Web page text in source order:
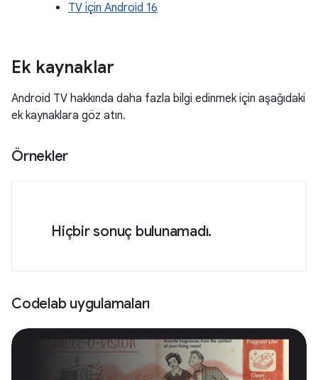
TV için Android 16
Ek kaynaklar
Android TV hakkında daha fazla bilgi edinmek için aşağıdaki
ek kaynaklara göz atın.
Örnekler
Hiçbir sonuç bulunamadı.
Codelab uygulamaları